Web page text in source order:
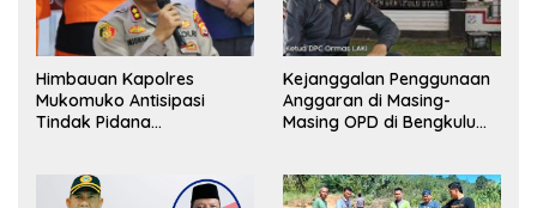
Himbauan Kapolres
Mukomuko Antisipasi
Tindak Pidana
Kejanggalan Penggunaan
Anggaran di Masing-
Masing OPD di Bengkulu